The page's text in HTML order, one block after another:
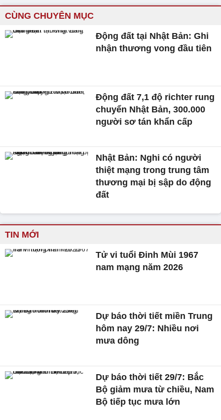
CÙNG CHUYÊN MỤC
Động đất tại Nhật Bản: Ghi
nhận thương vong đầu tiên
Động đất 7,1 độ richter rung
chuyển Nhật Bản, 300.000
người sơ tán khẩn cấp
Nhật Bản: Nghi có người
thiệt mạng trong trung tâm
thương mại bị sập do động
đất
TIN MỚI
Tử vi tuổi Đinh Mùi 1967
nam mạng năm 2026
Dự báo thời tiết miền Trung
hôm nay 29/7: Nhiều nơi
mưa dông
Dự báo thời tiết 29/7: Bắc
Bộ giảm mưa từ chiều, Nam
Bộ tiếp tục mưa lớn